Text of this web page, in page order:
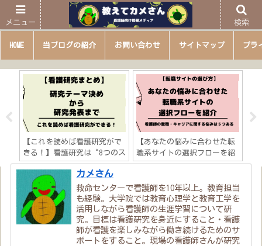
HOME 当ブログの紹介 お問い合わせ サイトマップ プラ
【これを読めば看護研究がで
きる！】看護研究は“8つのス
テップ”「研究テーマ決め→
研究発表までの流れを徹底解
説」
【あなたの悩みに合わせた転
職系サイトの選択フローを紹
介】看護師の転職・キャリア
歩
カメさん
救命センターで看護師を10年以上。教育担当
も経験。大学院では教育心理学と教育工学を
活用しながら看護師の生涯学習について研
究。目標は看護研究を身近にすること・看護
師が看護を楽しみながら働き続けるためのサ
ポートをすること。現場の看護師さんが研究
メニュー 検索